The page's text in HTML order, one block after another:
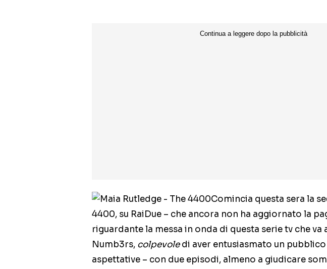
Comincia questa sera la
4400, su RaiDue – che ancora non ha aggiornato la
riguardante la messa in onda di questa serie tv che va
Numb3rs, colpevoledi aver entusiasmato un
aspettative – con due episodi, almeno a giudicare